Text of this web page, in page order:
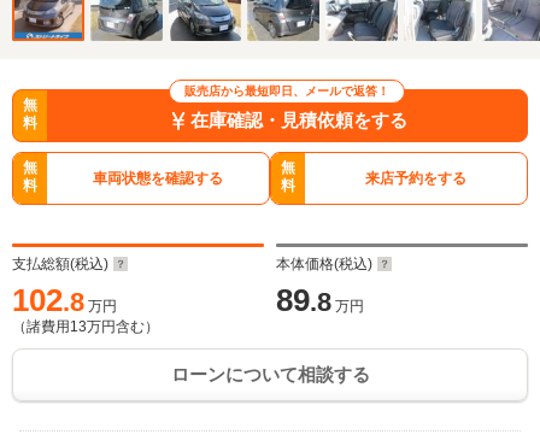
販売店から最短即日、メールで返答！
無
料
在庫確認・見積依頼をする
無
料
車両状態を確認する
無
料
来店予約をする
支払総額(税込)
102.8 万円
（諸費用 13万円含む）
本体価格(税込)
89.8 万円
ローンについて相談する